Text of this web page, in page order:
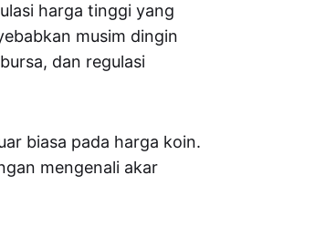
harga tinggi yang
musim dingin
dan regulasi
biasa pada harga koin.
mengenali akar